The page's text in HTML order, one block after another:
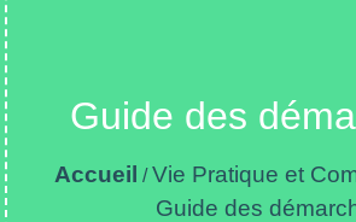
Guide des
Accueil /Vie Pratique et
Guide des